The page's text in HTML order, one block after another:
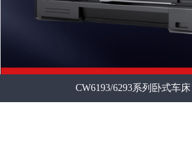
CW6193/6293系列卧式车床